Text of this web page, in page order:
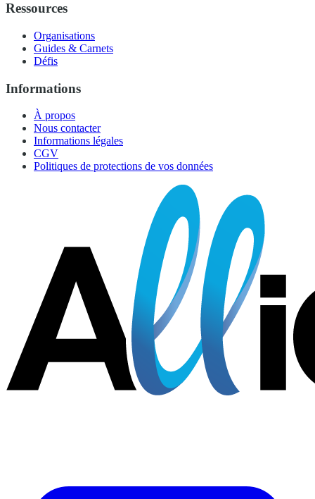
Ressources
Organisations
Guides & Carnets
Défis
Informations
À propos
Nous contacter
Informations légales
CGV
Politiques de protections de vos données